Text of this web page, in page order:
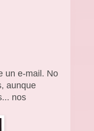
un e-mail. No
aunque
nos